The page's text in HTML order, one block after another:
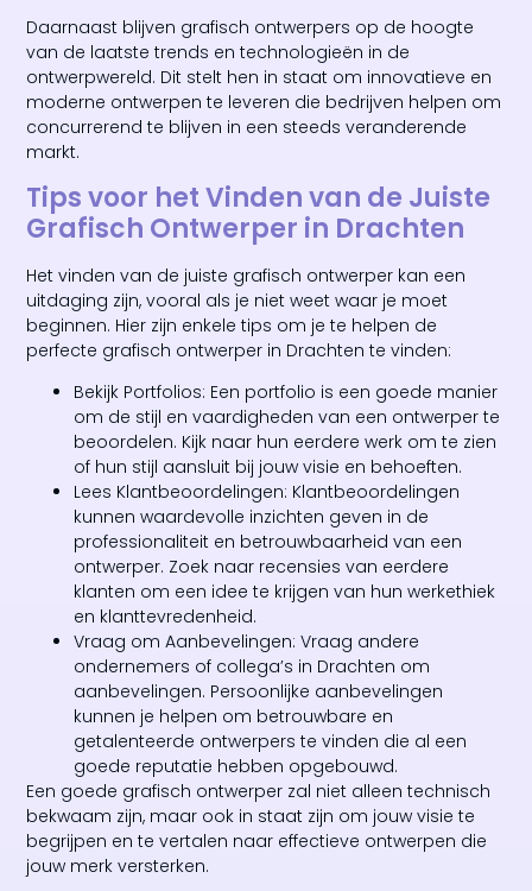
Daarnaast blijven grafisch ontwerpers op de hoogte
van de laatste trends en technologieën in de
ontwerpwereld. Dit stelt hen in staat om innovatieve en
moderne ontwerpen te leveren die bedrijven helpen om
concurrerend te blijven in een steeds veranderende
markt.
Tips voor het Vinden van de Juiste
Grafisch Ontwerper in Drachten
Het vinden van de juiste grafisch ontwerper kan een
uitdaging zijn, vooral als je niet weet waar je moet
beginnen. Hier zijn enkele tips om je te helpen de
perfecte grafisch ontwerper in Drachten te vinden:
Bekijk Portfolios: Een portfolio is een goede manier
om de stijl en vaardigheden van een ontwerper te
beoordelen. Kijk naar hun eerdere werk om te zien
of hun stijl aansluit bij jouw visie en behoeften.
Lees Klantbeoordelingen: Klantbeoordelingen
kunnen waardevolle inzichten geven in de
professionaliteit en betrouwbaarheid van een
ontwerper. Zoek naar recensies van eerdere
klanten om een idee te krijgen van hun werkethiek
en klanttevredenheid.
Vraag om Aanbevelingen: Vraag andere
ondernemers of collega’s in Drachten om
aanbevelingen. Persoonlijke aanbevelingen
kunnen je helpen om betrouwbare en
getalenteerde ontwerpers te vinden die al een
goede reputatie hebben opgebouwd.
Een goede grafisch ontwerper zal niet alleen technisch
bekwaam zijn, maar ook in staat zijn om jouw visie te
begrijpen en te vertalen naar effectieve ontwerpen die
jouw merk versterken.